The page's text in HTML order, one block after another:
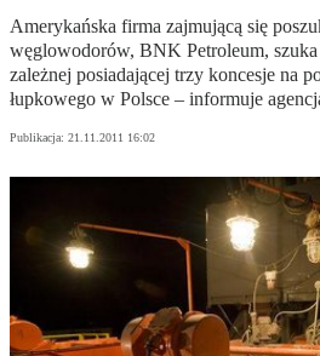
Amerykańska firma zajmującą się
węglowodorów, BNK Petroleum, szuka
zależnej posiadającej trzy koncesje na
łupkowego w Polsce – informuje
Publikacja: 21.11.2011 16:02